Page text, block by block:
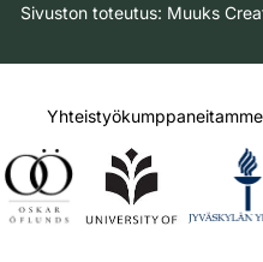
Sivuston toteutus: Muuks
Yhteistyökumppaneitamme